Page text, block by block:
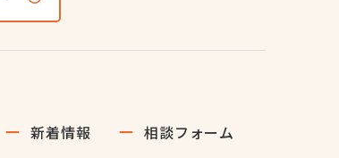
新着情報
相談フォーム